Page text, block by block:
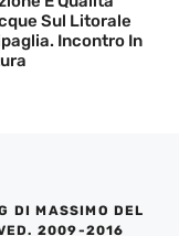
Sul Litorale
Incontro In
DI MASSIMO DEL
2009-2016